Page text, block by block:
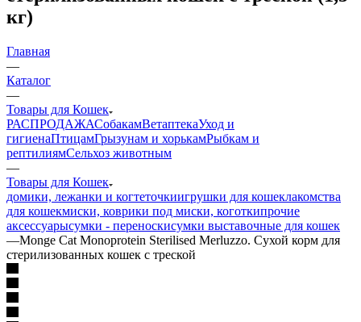
кг)
Главная
—
Каталог
—
Товары для Кошек
РАСПРОДАЖАСобакамВетаптекаУход и
гигиенаПтицамГрызунам и хорькамРыбкам и
рептилиямСельхоз животным
—
Товары для Кошек
домики, лежанки и когтеточкиигрушки для кошеклакомства
для кошекмиски, коврики под миски, коготкипрочие
аксессуарысумки - переноскисумки выставочные для кошек
—Monge Cat Monoprotein Sterilised Merluzzo. Сухой корм для
стерилизованных кошек с треской